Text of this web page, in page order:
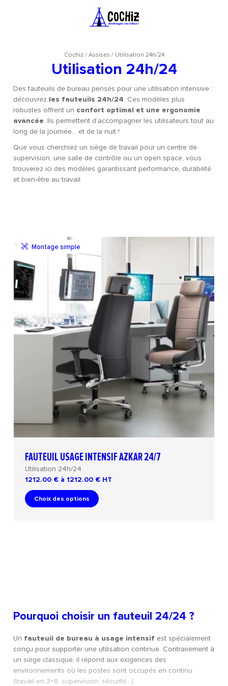
Cochiz/Assises / Utilisation 24h/24
Utilisation 24h/24
Des fauteuils de bureau pensés pour une utilisation intensive :
découvrez les fauteuils 24h/24. Ces modèles plus
robustes offrent un confort optimal et une ergonomie
avancée. Ils permettent d’accompagner les utilisateurs tout au
long de la journée… et de la nuit !
Que vous cherchiez un siège de travail pour un centre de
supervision, une salle de contrôle ou un open space, vous
trouverez ici des modèles garantissant performance, durabilité
et bien-être au travail.
FAUTEUIL USAGE INTENSIF AZKAR 24/7
Utilisation 24h/24
1212.00 € à 1212.00 € HT
Choix des options
Montage simple
Pourquoi choisir un fauteuil 24/24 ?
Un fauteuil de bureau à usage intensif est spécialement
conçu pour supporter une utilisation continue. Contrairement à
un siège classique, il répond aux exigences des
environnements où les postes sont occupés en continu
(travail en 3×8, supervision, sécurité…).